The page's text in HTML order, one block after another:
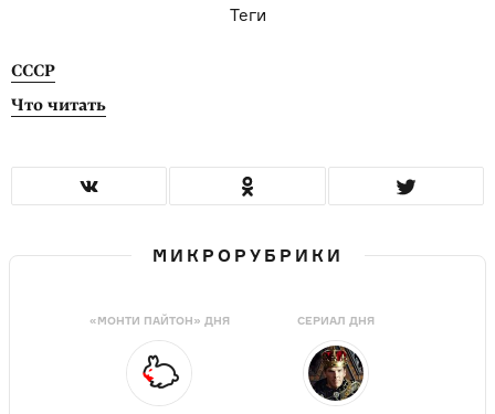
Теги
СССР
Что читать
МИКРОРУБРИКИ
«МОНТИ ПАЙТОН» ДНЯ СЕРИАЛ ДНЯ